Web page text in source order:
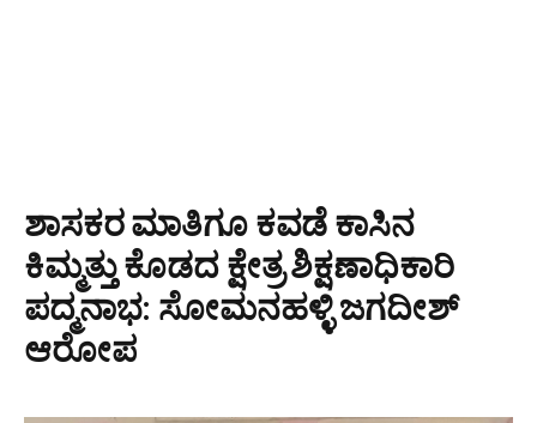
ಶಾಸಕರ ಮಾತಿಗೂ ಕವಡೆ ಕಾಸಿನ
ಕಿಮ್ಮತ್ತು ಕೊಡದ ಕ್ಷೇತ್ರ ಶಿಕ್ಷಣಾಧಿಕಾರಿ
ಪದ್ಮನಾಭ: ಸೋಮನಹಳ್ಳಿ ಜಗದೀಶ್
ಆರೋಪ